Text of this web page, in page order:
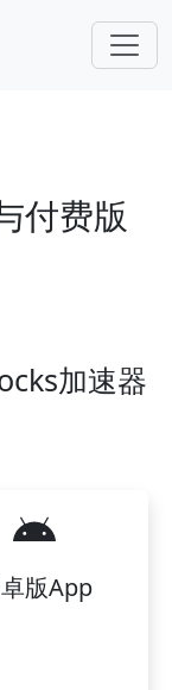
付费版
加速器
版App